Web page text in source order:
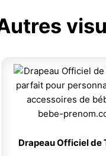
Drapeau Officiel de